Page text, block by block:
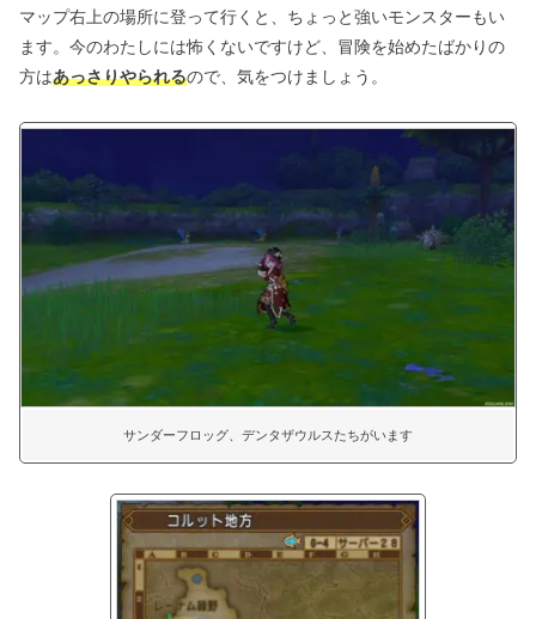
マップ右上の場所に登って行くと、ちょっと強いモンスターもい
ます。今のわたしには怖くないですけど、冒険を始めたばかりの
方はあっさりやられるので、気をつけましょう。
サンダーフロッグ、デンタザウルスたちがいます